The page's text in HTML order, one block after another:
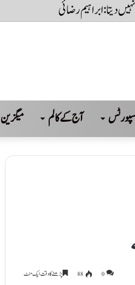
دیتا: ابراہیم رضائی
آج کے کالم میگزین
0
88 پڑھنے کا وقت ایک منٹ